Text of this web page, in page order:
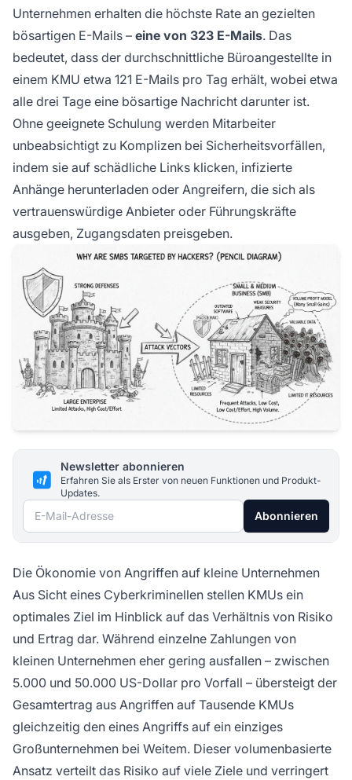
Unternehmen erhalten die höchste Rate an gezielten
bösartigen E-Mails – eine von 323 E-Mails. Das
bedeutet, dass der durchschnittliche Büroangestellte in
einem KMU etwa 121 E-Mails pro Tag erhält, wobei etwa
alle drei Tage eine bösartige Nachricht darunter ist.
Ohne geeignete Schulung werden Mitarbeiter
unbeabsichtigt zu Komplizen bei Sicherheitsvorfällen,
indem sie auf schädliche Links klicken, infizierte
Anhänge herunterladen oder Angreifern, die sich als
vertrauenswürdige Anbieter oder Führungskräfte
ausgeben, Zugangsdaten preisgeben.
Newsletter abonnieren
Erfahren Sie als Erster von neuen Funktionen und Produkt-
Updates.
E-Mail-Adresse Abonnieren
Die Ökonomie von Angriffen auf kleine Unternehmen
Aus Sicht eines Cyberkriminellen stellen KMUs ein
optimales Ziel im Hinblick auf das Verhältnis von Risiko
und Ertrag dar. Während einzelne Zahlungen von
kleinen Unternehmen eher gering ausfallen – zwischen
5.000 und 50.000 US-Dollar pro Vorfall – übersteigt der
Gesamtertrag aus Angriffen auf Tausende KMUs
gleichzeitig den eines Angriffs auf ein einziges
Großunternehmen bei Weitem. Dieser volumenbasierte
Ansatz verteilt das Risiko auf viele Ziele und verringert